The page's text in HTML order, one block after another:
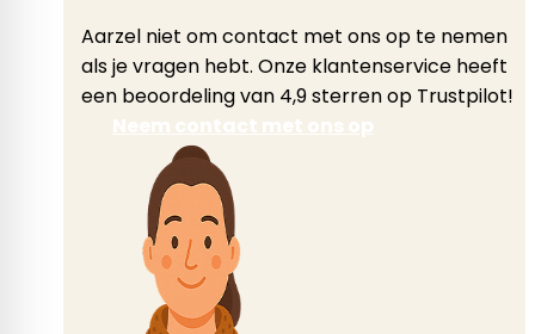
Aarzel niet om contact met ons op te nemen
als je vragen hebt. Onze klantenservice heeft
een beoordeling van 4,9 sterren op Trustpilot!